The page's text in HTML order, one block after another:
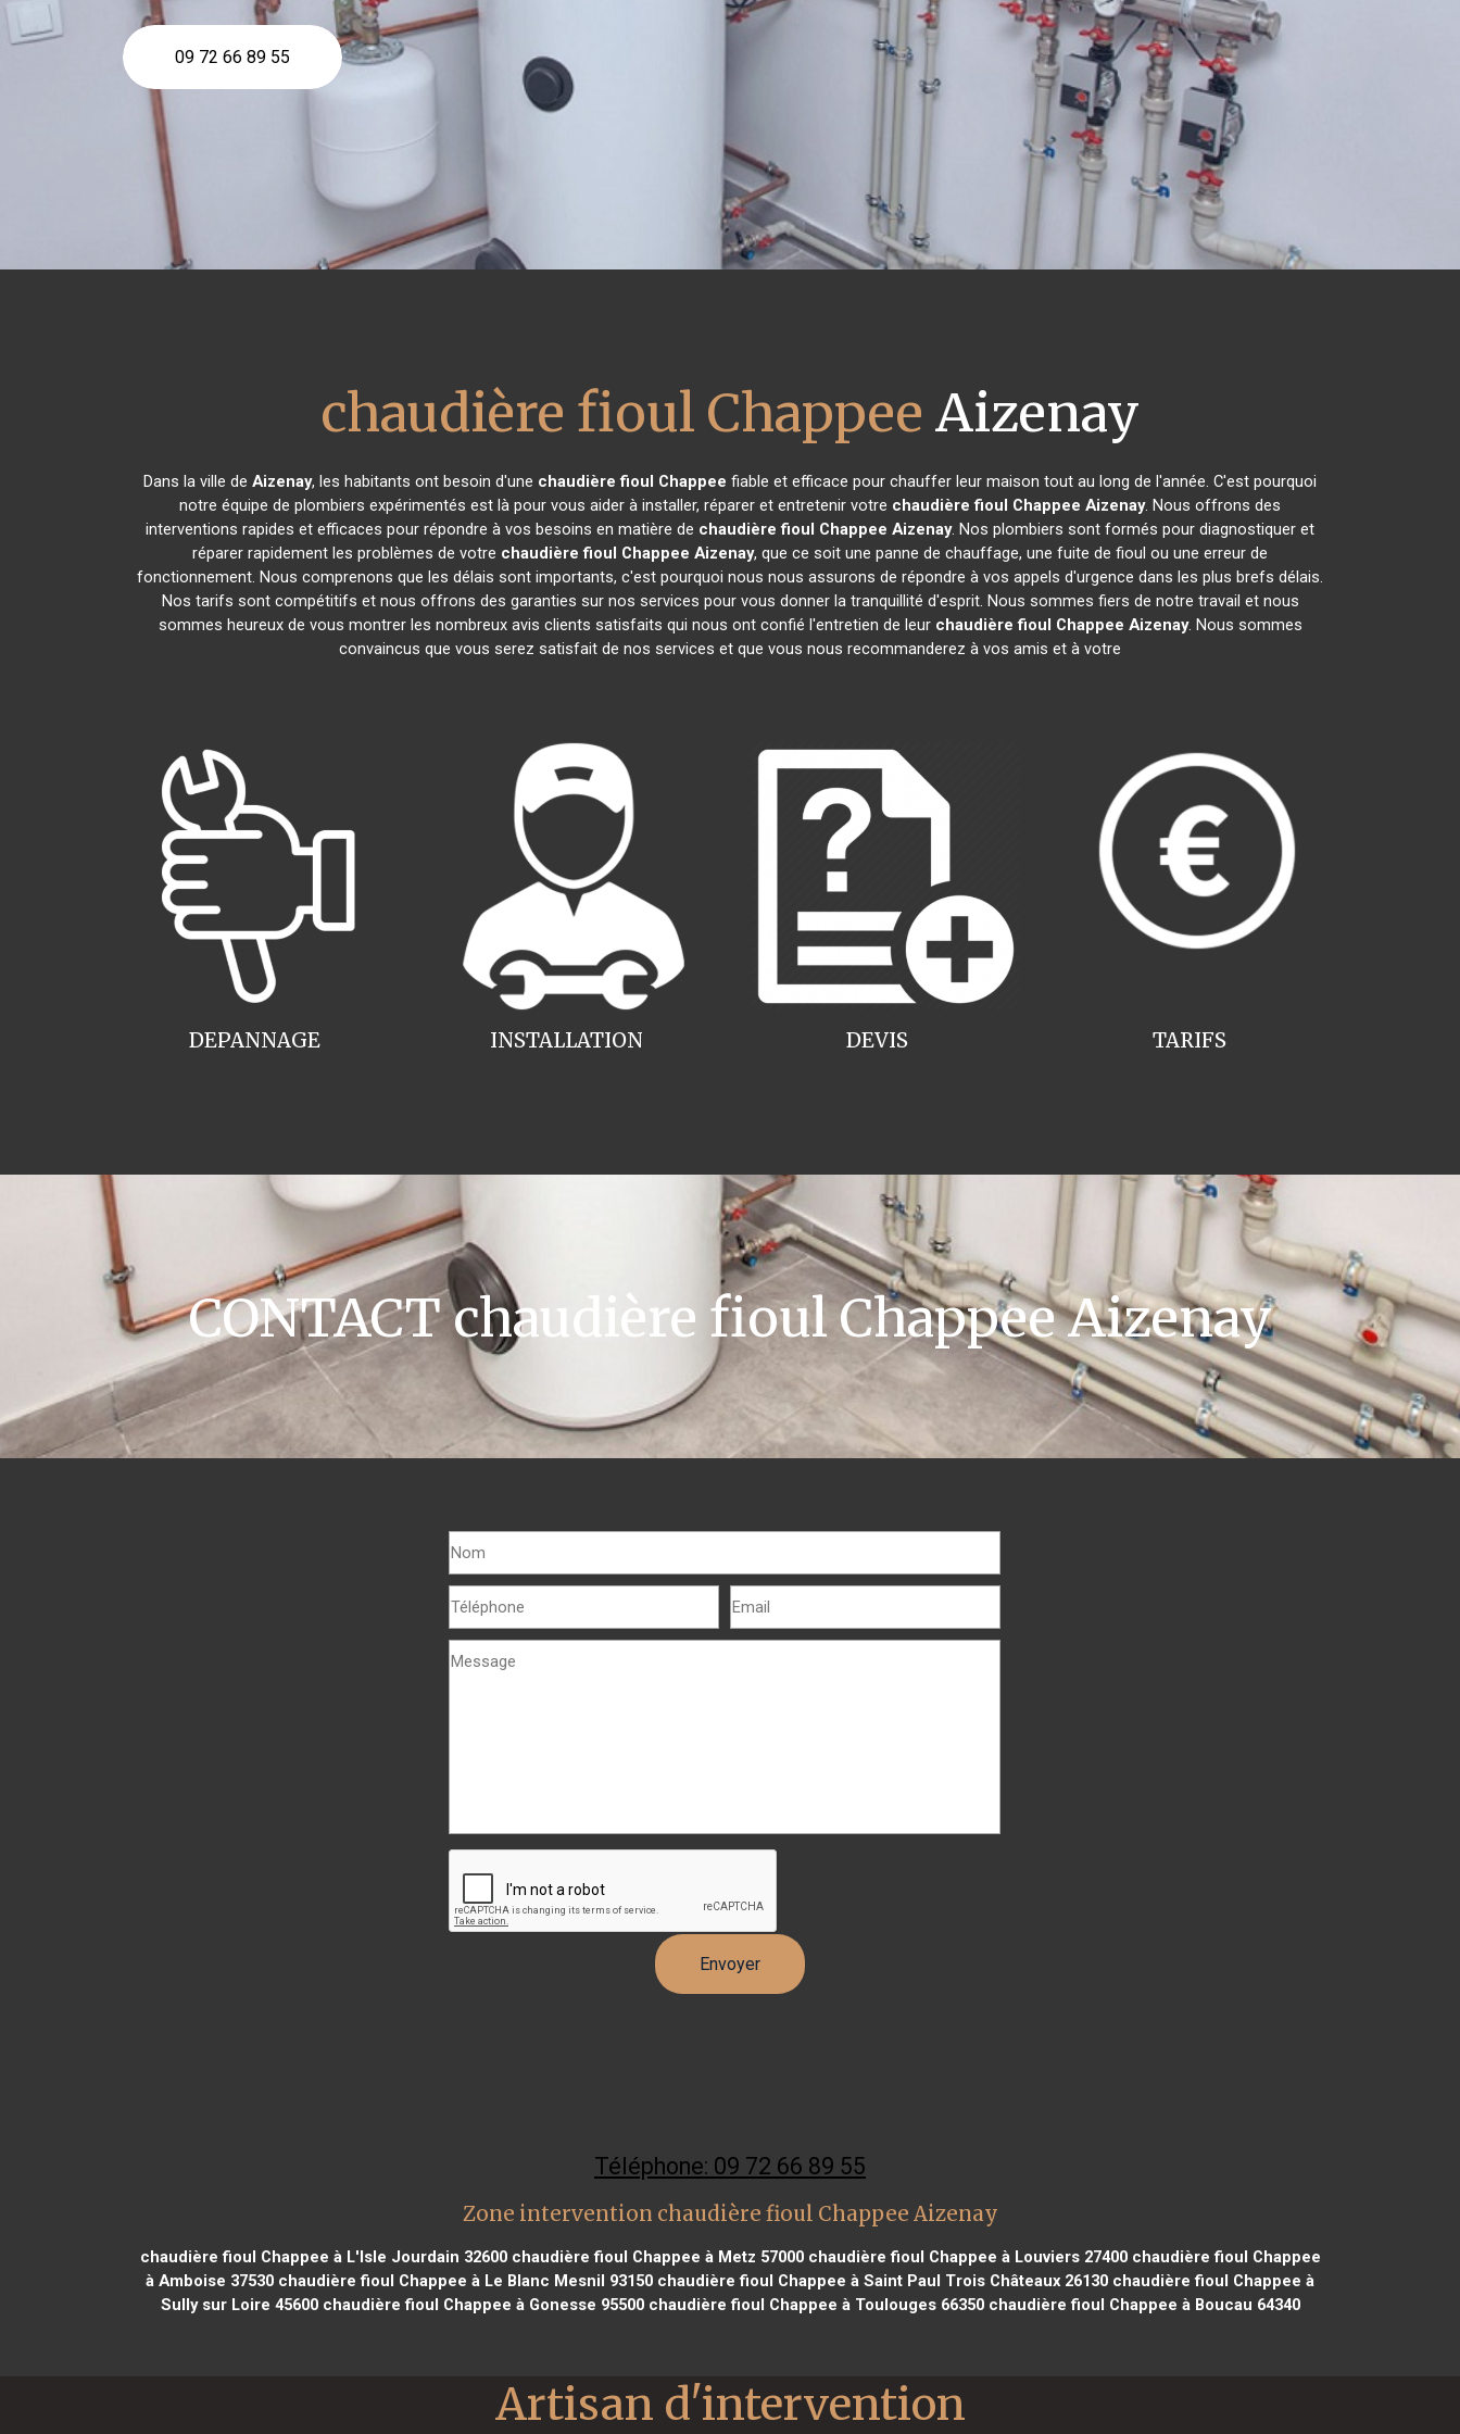
09 72 66 89 55
chaudière fioul Chappee Aizenay
Dans la ville de Aizenay, les habitants ont besoin d'une chaudière fioul Chappee fiable et efficace pour chauffer leur maison tout au long de l'année. C'est pourquoi
notre équipe de plombiers expérimentés est là pour vous aider à installer, réparer et entretenir votre chaudière fioul Chappee Aizenay. Nous offrons des
interventions rapides et efficaces pour répondre à vos besoins en matière de chaudière fioul Chappee Aizenay. Nos plombiers sont formés pour diagnostiquer et
réparer rapidement les problèmes de votre chaudière fioul Chappee Aizenay, que ce soit une panne de chauffage, une fuite de fioul ou une erreur de
fonctionnement. Nous comprenons que les délais sont importants, c'est pourquoi nous nous assurons de répondre à vos appels d'urgence dans les plus brefs délais.
Nos tarifs sont compétitifs et nous offrons des garanties sur nos services pour vous donner la tranquillité d'esprit. Nous sommes fiers de notre travail et nous
sommes heureux de vous montrer les nombreux avis clients satisfaits qui nous ont confié l'entretien de leur chaudière fioul Chappee Aizenay. Nous sommes
convaincus que vous serez satisfait de nos services et que vous nous recommanderez à vos amis et à votre
INSTALLATION
DEPANNAGE TARIFS
DEVIS
CONTACT chaudière fioul Chappee Aizenay
Téléphone: 09 72 66 89 55
Zone intervention chaudière fioul Chappee Aizenay
chaudière fioul Chappee à L'Isle Jourdain 32600chaudière fioul Chappee à Metz 57000chaudière fioul Chappee à Louviers 27400chaudière fioul Chappee
à Amboise 37530 chaudière fioul Chappee à Le Blanc Mesnil 93150 chaudière fioul Chappee à Saint Paul Trois Châteaux 26130 chaudière fioul Chappee à
Sully sur Loire 45600chaudière fioul Chappee à Gonesse 95500chaudière fioul Chappee à Toulouges 66350chaudière fioul Chappee à Boucau 64340
Artisan d'intervention